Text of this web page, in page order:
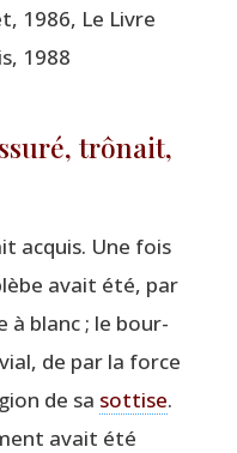
1986, Le Livre
1988
trônait,
acquis. Une fois
avait été, par
à blanc ; le bour­
de par la force
de sa sot­tise.
avait été